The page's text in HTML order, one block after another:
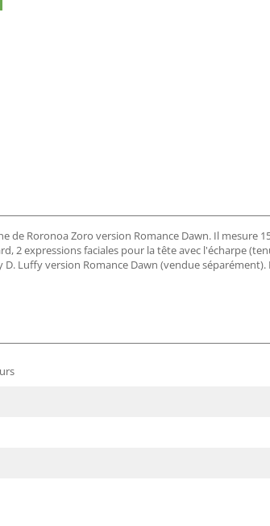
de Roronoa Zoro version Romance Dawn. Il mesure
2 expressions faciales pour la tête avec l'écharpe
Luffy version Romance Dawn (vendue